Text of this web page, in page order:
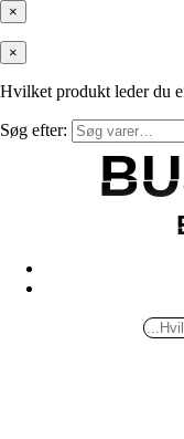
×
×
Hvilket produkt leder du
Søg efter: